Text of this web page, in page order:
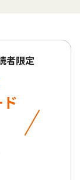
者限定